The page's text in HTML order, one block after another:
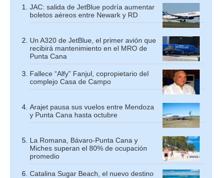
JAC: salida de JetBlue podría aumentar
boletos aéreos entre Newark y RD
Un A320 de JetBlue, el primer avión que
recibirá mantenimiento en el MRO de
Punta Cana
Fallece “Alfy” Fanjul, copropietario del
complejo Casa de Campo
Arajet pausa sus vuelos entre Mendoza
y Punta Cana hasta octubre
La Romana, Bávaro-Punta Cana y
Miches superan el 80% de ocupación
promedio
Catalina Sugar Beach, el nuevo destino